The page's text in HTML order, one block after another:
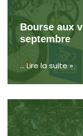
Bourse aux
septembre
…Lire la suite »